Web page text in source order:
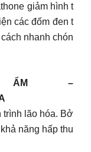
giảm hình t
các đốm đen t
nhanh chón
ẨM –
trình lão hóa. Bở
năng hấp thu